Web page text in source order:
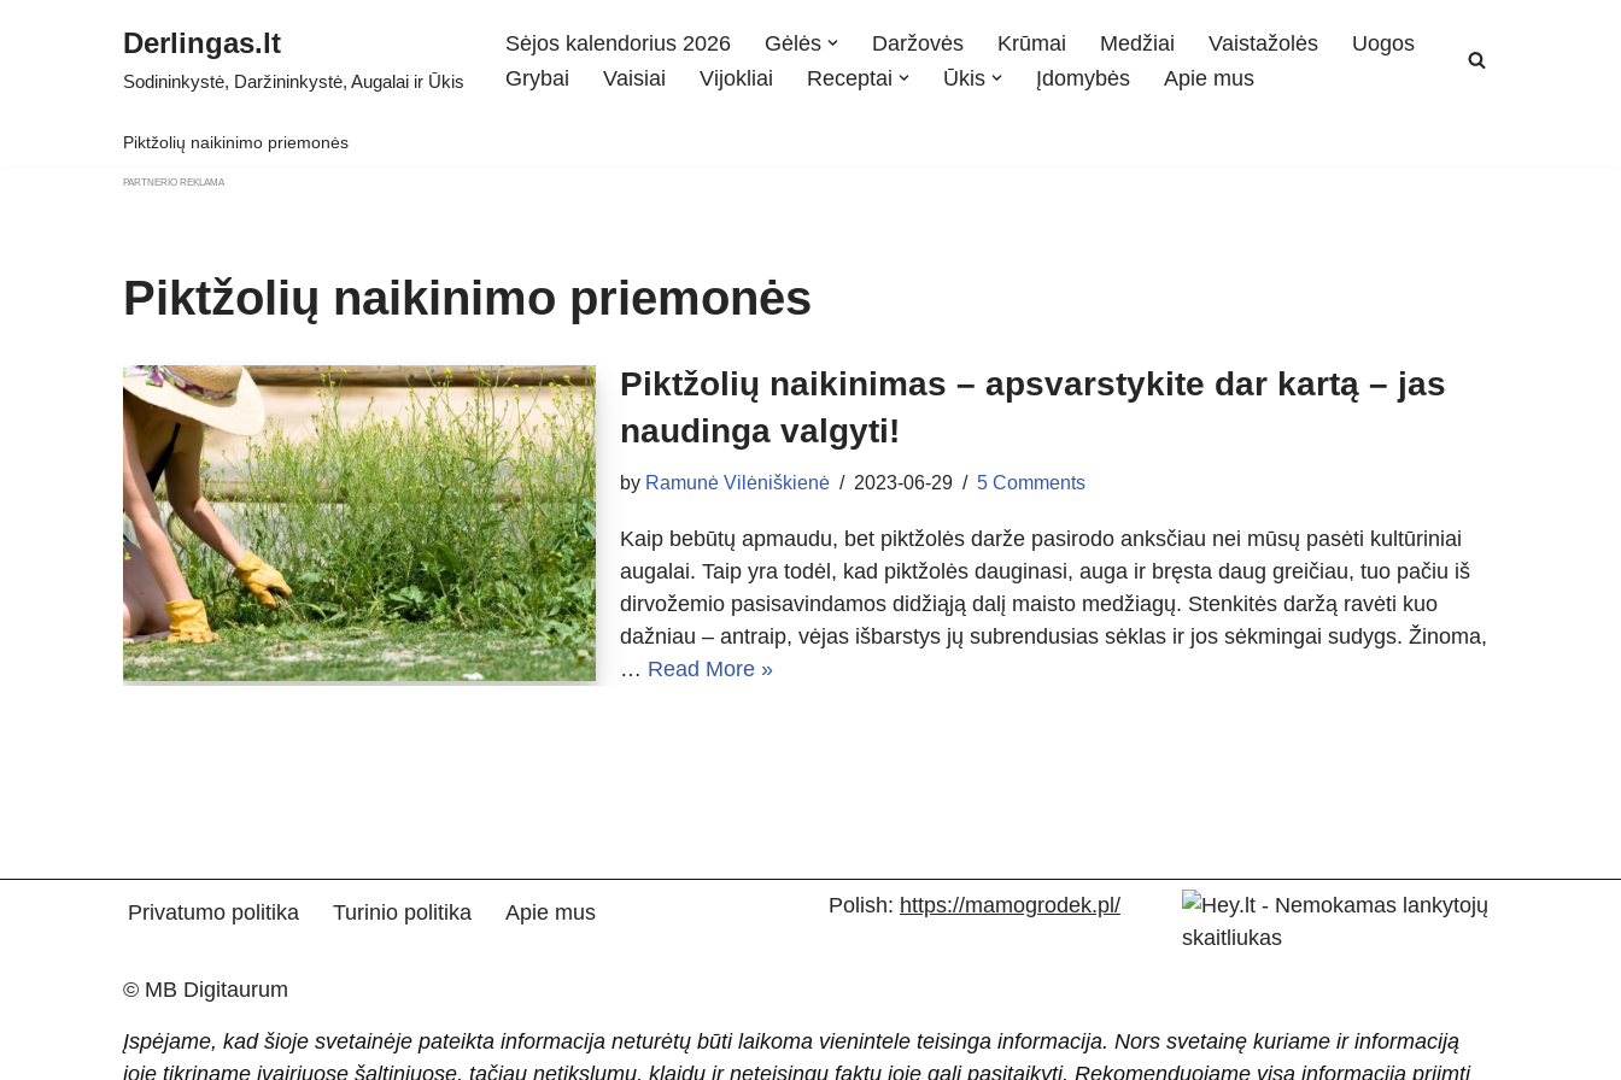
Derlingas.lt
Sodininkystė, Daržininkystė, Augalai ir Ūkis
Sėjos kalendorius 2026 Gėlės Daržovės Krūmai Medžiai Vaistažolės
Uogos
Grybai
Vaisiai Vijokliai Receptai Ūkis Įdomybės Apie mus
Piktžolių naikinimo priemonės
PARTNERIO REKLAMA
Piktžolių naikinimo priemonės
Piktžolių naikinimas – apsvarstykite dar kartą – jas
naudinga valgyti!
by Ramunė Vilėniškienė 2023-06-29 5 Comments
Kaip bebūtų apmaudu, bet piktžolės darže pasirodo anksčiau nei mūsų pasėti kultūriniai
augalai. Taip yra todėl, kad piktžolės dauginasi, auga ir bręsta daug greičiau, tuo pačiu iš
dirvožemio pasisavindamos didžiąją dalį maisto medžiagų. Stenkitės daržą ravėti kuo
dažniau – antraip, vėjas išbarstys jų subrendusias sėklas ir jos sėkmingai sudygs. Žinoma,
… Read More »
Privatumo politika Turinio politika Apie mus Polish: https://mamogrodek.pl/
© MB Digitaurum
Įspėjame, kad šioje svetainėje pateikta informacija neturėtų būti laikoma vienintele teisinga informacija. Nors svetainę kuriame ir informaciją
joje tikriname įvairiuose šaltiniuose, tačiau netikslumų, klaidų ir neteisingų faktų joje gali pasitaikyti. Rekomenduojame visą informaciją priimti